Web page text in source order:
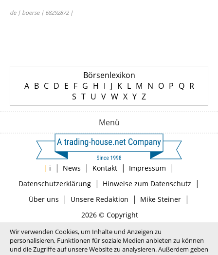
de | boerse | 68292872 |
Börsenlexikon
A B C D E F G H I J K L M N O P Q R
S T U V W X Y Z
Menü
| i | News | Kontakt | Impressum |
Datenschutzerklärung| Hinweise zum Datenschutz |
Über uns | Unsere Redaktion | Mike Steiner|
2026 © Copyright
Wir verwenden Cookies, um Inhalte und Anzeigen zu
personalisieren, Funktionen für soziale Medien anbieten zu können
und die Zugriffe auf unsere Website zu analysieren. Außerdem geben